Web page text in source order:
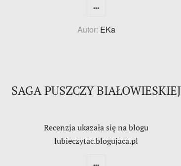
...
Autor: EKa
SAGA PUSZCZY BIAŁOWIESKIEJ
Recenzja ukazała się na blogu
lubieczytac.blogujaca.pl
...